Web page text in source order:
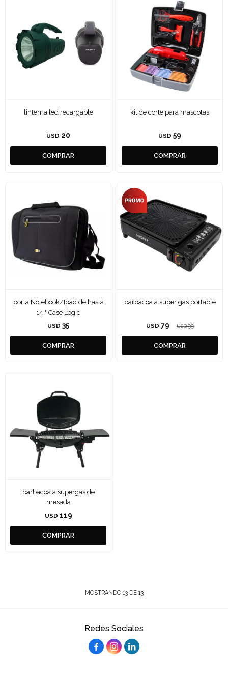
linterna led recargable
USD 20
kit de corte para mascotas
USD 59
porta Notebook/Ipad de hasta
14 " Case Logic
USD 35
barbacoa a super gas portable
USD 79 USD 99
barbacoa a supergas de
mesada
USD 119
MOSTRANDO 13DE 13
Redes Sociales
  